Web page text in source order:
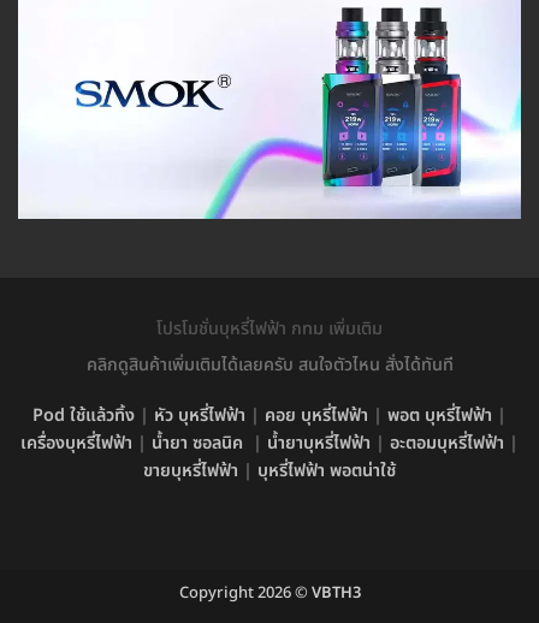
โปรโมชั่นบุหรี่ไฟฟ้า กทม เพิ่มเติม
คลิกดูสินค้าเพิ่มเติมได้เลยครับ สนใจตัวไหน สั่งได้ทันที
Pod ใช้แล้วทิ้ง | หัว บุหรี่ไฟฟ้า | คอย บุหรี่ไฟฟ้า | พอต บุหรี่ไฟฟ้า |
เครื่องบุหรี่ไฟฟ้า | น้ำยา ซอลนิค | น้ำยาบุหรี่ไฟฟ้า | อะตอมบุหรี่ไฟฟ้า |
ขายบุหรี่ไฟฟ้า | บุหรี่ไฟฟ้า พอตน่าใช้
Copyright 2026 © VBTH3